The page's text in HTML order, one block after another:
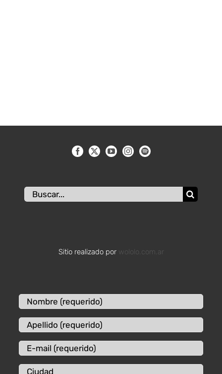
Buscar:
Sitio realizado por wololo.com.ar